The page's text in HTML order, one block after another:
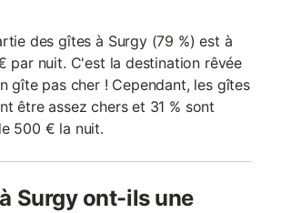
des gîtes à Surgy (79 %) est à
par nuit. C'est la destination rêvée
gîte pas cher ! Cependant, les gîtes
être assez chers et 31 % sont
500 € la nuit.
Surgy ont-ils une